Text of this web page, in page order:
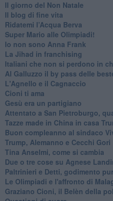
Il giorno del Non Natale
Il blog di fine vita
​Ridatemi l’Acqua Berva
Super Mario alle Olimpiadi!
Io non sono Anna Frank
​La Jihad in franchising
Italiani che non si perdono in
Al Galluzzo il by pass delle
L'Agnello e il Cagnaccio
Cioni ti ama
​Gesù era un partigiano
Attentato a San Pietroburgo,
Tazze made in China in casa
Buon compleanno al sindaco
Trump, Alemanno e Cecchi Gori
Tina Anselmi, come si cambia
Due o tre cose su Agnese
Paltrinieri e Detti, godimento
Le Olimpiadi e l'affronto di
Graziano Cioni, il Belèn della